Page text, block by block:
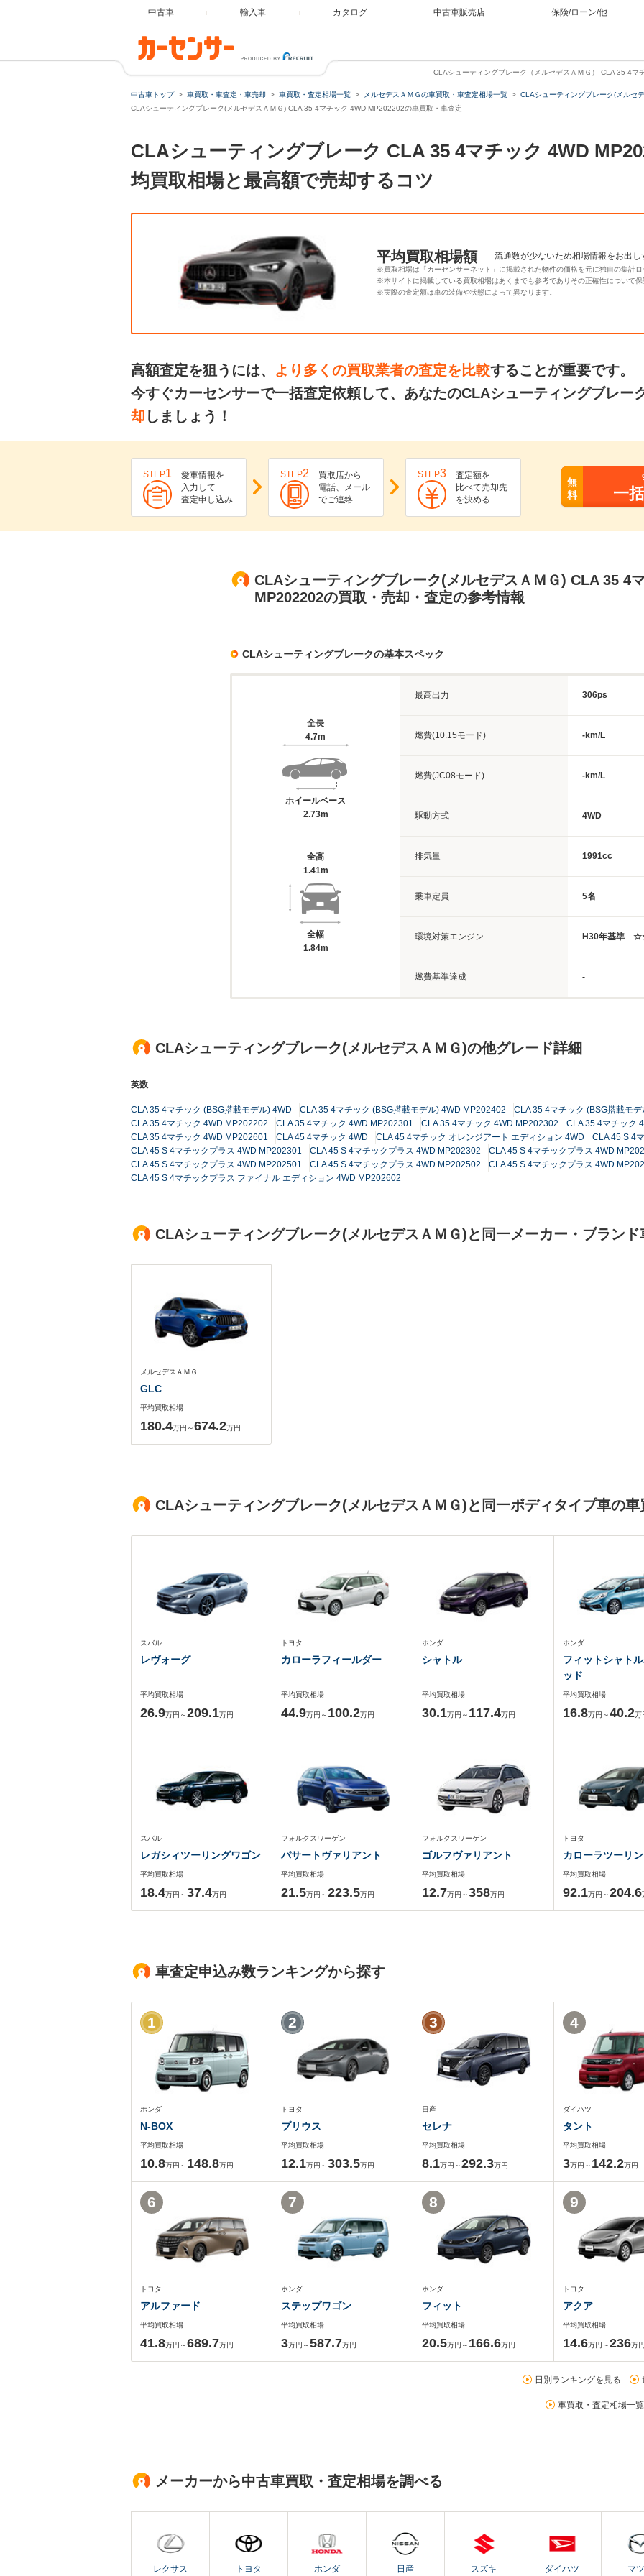
中古車 輸入車 カタログ 中古車販売店 保険/ローン/他
CLAシューティングブレーク（メルセデスＡＭＧ） CLA 35 4マ
中古車トップ 車買取・車査定・車売却 車買取・査定相場一覧 メルセデスＡＭＧの車買取・車査定相場一覧
CLAシューティングブレーク(メルセ
CLAシューティングブレーク(メルセデスＡＭＧ) CLA 35 4マチック 4WD MP202202の車買取・車査定
CLAシューティングブレーク CLA 35 4マチック 4WD
均買取相場と最高額で売却するコツ
平均買取相場額 流通数が少ないため相場情報をお出
※買取相場は「カーセンサーネット」に掲載された物件の価格を元に独自の集計
※本サイトに掲載している買取相場はあくまでも参考でありその正確性について
※実際の査定額は車の装備や状態によって異なります。
高額査定を狙うには、 より多くの買取業者の査定を比較することが重要です。
今すぐカーセンサーで一括査定依頼して、あなたのCLAシューティングブレー
却 しましょう！
STEP1
愛車情報を
入力して
査定申し込み
STEP2
買取店から
電話、メール
でご連絡
STEP3
査定額を
比べて売却先
を決める
無
料
一
CLAシューティングブレーク(メルセデスＡＭＧ) CLA 35 4
MP202202の買取・売却・査定の参考情報
CLAシューティングブレークの基本スペック
全長
4.7m
ホイールベース
2.73m
全高
1.41m
全幅
1.84m
最高出力 306ps
燃費(10.15モード) -km/L
燃費(JC08モード) -km/L
駆動方式 4WD
排気量 1991cc
乗車定員 5名
環境対策エンジン H30年基準
燃費基準達成 -
CLAシューティングブレーク(メルセデスＡＭＧ)の他グレード詳細
英数
CLA 35 4マチック (BSG搭載モデル) 4WD CLA 35 4マチック (BSG搭載モデル) 4WD MP202402
CLA 35 4マチック (BSG搭載モ
CLA 35 4マチック 4WD MP202202
CLA 35 4マチック 4WD MP202301 CLA 35 4マチック 4WD MP202302
CLA 35 4マチック
CLA 35 4マチック 4WD MP202601
CLA 45 4マチック 4WD CLA 45 4マチック オレンジアート エディション 4WD
CLA 45 S 4
CLA 45 S 4マチックプラス 4WD MP202301
CLA 45 S 4マチックプラス 4WD MP202302
CLA 45 S 4マチックプラス 4WD
CLA 45 S 4マチックプラス 4WD MP202501
CLA 45 S 4マチックプラス 4WD MP202502
CLA 45 S 4マチックプラス 4WD
CLA 45 S 4マチックプラス ファイナル エディション 4WD MP202602
CLAシューティングブレーク(メルセデスＡＭＧ)と同一メーカー・ブラン
メルセデスＡＭＧ
GLC
平均買取相場
180.4万円～674.2万円
CLAシューティングブレーク(メルセデスＡＭＧ)と同一ボディタイプ車の
スバル
レヴォーグ
平均買取相場
26.9万円～209.1万円
トヨタ
カローラフィールダー
平均買取相場
44.9万円～ 100.2万円
ホンダ
シャトル
平均買取相場
30.1万円～ 117.4万円
ホンダ
フィットシャト
ッド
平均買取相場
16.8万円～40.2万
スバル
レガシィツーリングワゴン
平均買取相場
18.4万円～37.4万円
フォルクスワーゲン
パサートヴァリアント
平均買取相場
21.5万円～223.5万円
フォルクスワーゲン
ゴルフヴァリアント
平均買取相場
12.7万円～358万円
トヨタ
カローラツーリ
平均買取相場
92.1万円～204.6
車査定申込み数ランキングから探す
ホンダ
N-BOX
平均買取相場
10.8万円～ 148.8万円
1
トヨタ
プリウス
平均買取相場
12.1万円～303.5万円
2
日産
セレナ
平均買取相場
8.1万円～292.3万円
3
ダイハツ
タント
平均買取相場
3万円～ 142.2万円
4
トヨタ
アルファード
平均買取相場
41.8万円～689.7万円
6
ホンダ
ステップワゴン
平均買取相場
3万円～587.7万円
7
ホンダ
フィット
平均買取相場
20.5万円～ 166.6万円
8
トヨタ
アクア
平均買取相場
14.6万円～236万
9
日別ランキングを見る
車買取・査定相場一
メーカーから中古車買取・査定相場を調べる
レクサス トヨタ ホンダ 日産 スズキ ダイハツ マ